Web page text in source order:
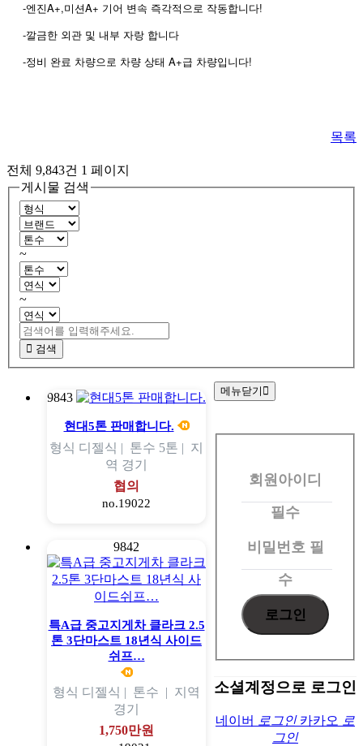
-엔진A+,미션A+ 기어 변속 즉각적으로 작동합니다!
-깔금한 외관 및 내부 자랑 합니다
-정비 완료 차량으로 차량 상태 A+급 차량입니다!
목록
전체 9,843건 1 페이지
게시물 검색
~
~
검색
9843
현대5톤 판매합니다.
형식 디젤식 | 톤수 5톤 | 지
역 경기
협의
no.19022
9842
특A급 중고지게차 클라크 2.5
톤 3단마스트 18년식 사이드
쉬프…
형식 디젤식 | 톤수 | 지역
경기
1,750만원
메뉴닫기
회
회원아이디
필수
비밀번호 필
수
소셜계정으로 로그인
네이버 로그인 카카오 로
그인